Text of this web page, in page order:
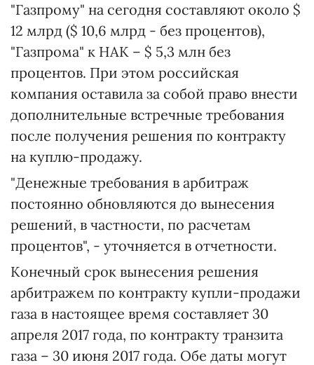
"Газпрому" на сегодня составляют около $
12 млрд ($ 10,6 млрд - без процентов),
"Газпрома" к НАК – $ 5,3 млн без
процентов. При этом российская
компания оставила за собой право внести
дополнительные встречные требования
после получения решения по контракту
на куплю-продажу.
"Денежные требования в арбитраж
постоянно обновляются до вынесения
решений, в частности, по расчетам
процентов", - уточняется в отчетности.
Конечный срок вынесения решения
арбитражем по контракту купли-продажи
газа в настоящее время составляет 30
апреля 2017 года, по контракту транзита
газа – 30 июня 2017 года. Обе даты могут